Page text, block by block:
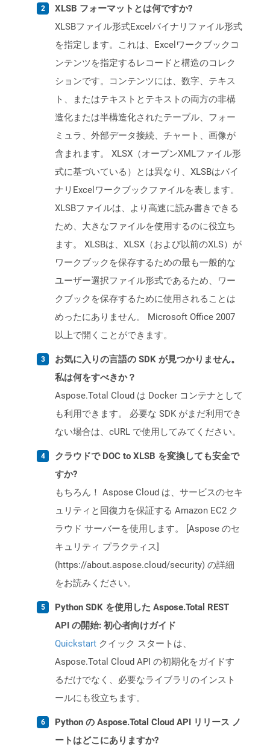
XLSB フォーマットとは何ですか?
XLSBファイル形式Excelバイナリファイル形式
を指定します。これは、Excelワークブックコ
ンテンツを指定するレコードと構造のコレク
ションです。コンテンツには、数字、テキス
ト、またはテキストとテキストの両方の非構
造化または半構造化されたテーブル、フォー
ミュラ、外部データ接続、チャート、画像が
含まれます。 XLSX（オープンXMLファイル形
式に基づいている）とは異なり、XLSBはバイ
ナリExcelワークブックファイルを表します。
XLSBファイルは、より高速に読み書きできる
ため、大きなファイルを使用するのに役立ち
ます。 XLSBは、XLSX（および以前のXLS）が
ワークブックを保存するための最も一般的な
ユーザー選択ファイル形式であるため、ワー
クブックを保存するために使用されることは
めったにありません。 Microsoft Office 2007
以上で開くことができます。
お気に入りの言語の SDK が見つかりません。
私は何をすべきか？
Aspose.Total Cloud は Docker コンテナとして
も利用できます。 必要な SDK がまだ利用でき
ない場合は、cURL で使用してみてください。
クラウドで DOC to XLSB を変換しても安全で
すか?
もちろん！ Aspose Cloud は、サービスのセキ
ュリティと回復力を保証する Amazon EC2 ク
ラウド サーバーを使用します。 [Aspose のセ
キュリティ プラクティス]
(https://about.aspose.cloud/security) の詳細
をお読みください。
Python SDK を使用した Aspose.Total REST
API の開始: 初心者向けガイド
Quickstart クイック スタートは、
Aspose.Total Cloud API の初期化をガイドす
るだけでなく、必要なライブラリのインスト
ールにも役立ちます。
Python の Aspose.Total Cloud API リリース ノ
ートはどこにありますか?